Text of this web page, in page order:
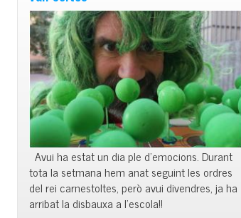
Avui ha estat un dia ple d’emocions. Durant
tota la setmana hem anat seguint les ordres
del rei carnestoltes, però avui divendres, ja ha
arribat la disbauxa a l’escola!!